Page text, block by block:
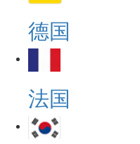
德国
法国